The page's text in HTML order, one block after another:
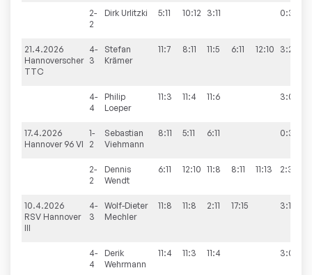
2-
2
Dirk Urlitzki 5:11 10:12 3:11 0:3
21.4.2026
Hannoverscher
TTC
4-
3
Stefan
Krämer
11:7 8:11 11:5 6:11 12:10 3:2
4-
4
Philip
Loeper
11:3 11:4 11:6 3:0
17.4.2026
Hannover 96 VI
1-
2
Sebastian
Viehmann
8:11 5:11 6:11 0:3
2-
2
Dennis
Wendt
6:11 12:10 11:8 8:11 11:13 2:3
10.4.2026
RSV Hannover
III
4-
3
Wolf-Dieter
Mechler
11:8 11:8 2:11 17:15 3:1
4-
4
Derik
Wehrmann
11:4 11:3 11:4 3:0